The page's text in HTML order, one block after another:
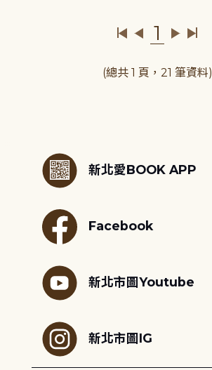
1
(總共 1 頁，21 筆資料)
新北愛BOOK APP
Facebook
新北市圖Youtube
新北市圖IG